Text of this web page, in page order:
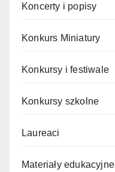
Koncerty i popisy
Konkurs Miniatury
Konkursy i festiwale
Konkursy szkolne
Laureaci
Materiały edukacyjne